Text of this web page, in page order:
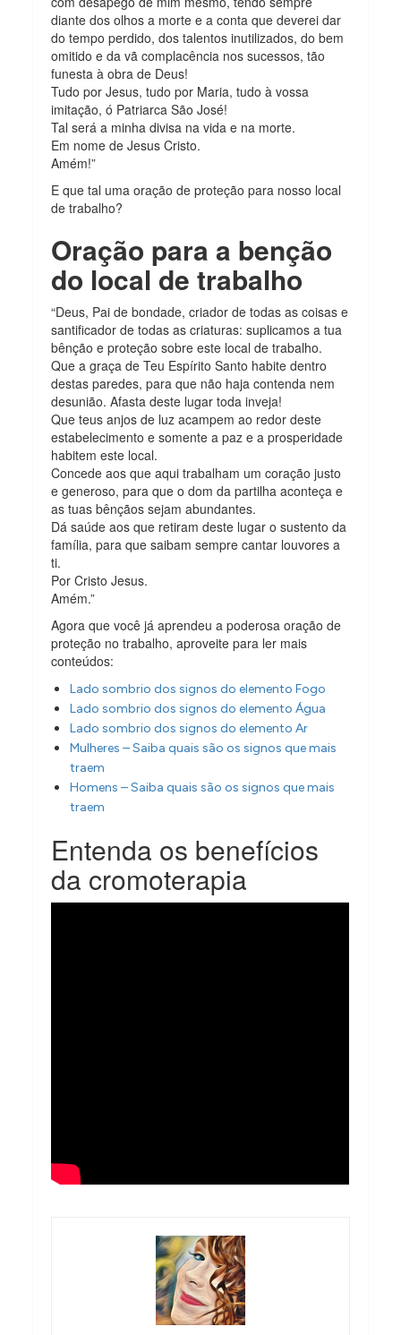
diante dos olhos a morte e a conta que deverei dar
do tempo perdido, dos talentos inutilizados, do bem
omitido e da vã complacência nos sucessos, tão
funesta à obra de Deus!
Tudo por Jesus, tudo por Maria, tudo à vossa
imitação, ó Patriarca São José!
Tal será a minha divisa na vida e na morte.
Em nome de Jesus Cristo.
Amém!”
E que tal uma oração de proteção para nosso local
de trabalho?
Oração para a benção
do local de trabalho
“Deus, Pai de bondade, criador de todas as coisas e
santificador de todas as criaturas: suplicamos a tua
bênção e proteção sobre este local de trabalho.
Que a graça de Teu Espírito Santo habite dentro
destas paredes, para que não haja contenda nem
desunião. Afasta deste lugar toda inveja!
Que teus anjos de luz acampem ao redor deste
estabelecimento e somente a paz e a prosperidade
habitem este local.
Concede aos que aqui trabalham um coração justo
e generoso, para que o dom da partilha aconteça e
as tuas bênçãos sejam abundantes.
Dá saúde aos que retiram deste lugar o sustento da
família, para que saibam sempre cantar louvores a
ti.
Por Cristo Jesus.
Amém.”
Agora que você já aprendeu a poderosa oração de
proteção no trabalho, aproveite para ler mais
conteúdos:
Lado sombrio dos signos do elemento Fogo
Lado sombrio dos signos do elemento Água
Lado sombrio dos signos do elemento Ar
Mulheres – Saiba quais são os signos que mais
traem
Homens – Saiba quais são os signos que mais
traem
Entenda os benefícios
da cromoterapia